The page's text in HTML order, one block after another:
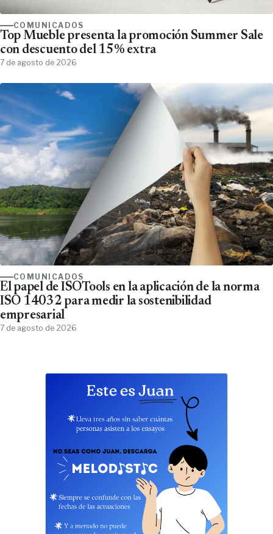
COMUNICADOS
Top Mueble presenta la promoción Summer Sale
con descuento del 15% extra
7 de agosto de 2026
COMUNICADOS
El papel de ISOTools en la aplicación de la norma
ISO 14032 para medir la sostenibilidad
empresarial
7 de agosto de 2026